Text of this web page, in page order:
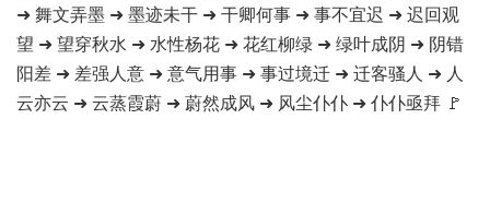
➜ 舞文弄墨 ➜ 墨迹未干 ➜ 干卿何事 ➜ 事不宜迟 ➜ 迟回观
望 ➜ 望穿秋水 ➜ 水性杨花 ➜ 花红柳绿 ➜ 绿叶成阴 ➜ 阴错
阳差 ➜ 差强人意 ➜ 意气用事 ➜ 事过境迁 ➜ 迁客骚人 ➜ 人
云亦云 ➜ 云蒸霞蔚 ➜ 蔚然成风 ➜ 风尘仆仆 ➜ 仆仆亟拜 🚩